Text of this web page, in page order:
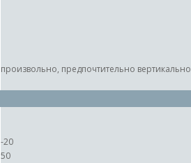
произвольно, предпочтительно вертикально
-20
50